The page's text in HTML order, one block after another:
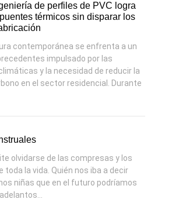
de perfiles de PVC logra
térmicos sin disparar los
contemporánea se enfrenta a un
impulsado por las
y la necesidad de reducir la
en el sector residencial. Durante
olvidarse de las compresas y los
toda la vida. Quién nos iba a decir
niñas que en el futuro podríamos